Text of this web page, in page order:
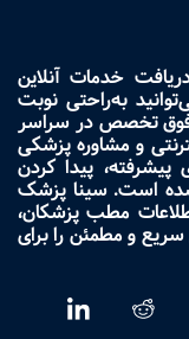
خدمات آنلاین
به‌راحتی نوبت
فوق تخصص در سراسر
و مشاوره پزشکی
پیدا کردن
است. سینا پزشک
مطب پزشکان،
و مطمئن را برای